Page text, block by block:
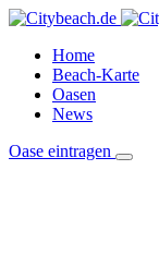
Home
Beach-Karte
Oasen
News
Oase eintragen